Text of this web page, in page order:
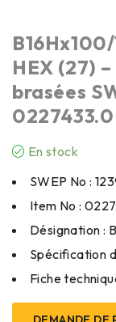
HEX (27)
brasées
0227433.0
En stock
SWEP No :
Item No :
Désignation :
Spécification
Fiche